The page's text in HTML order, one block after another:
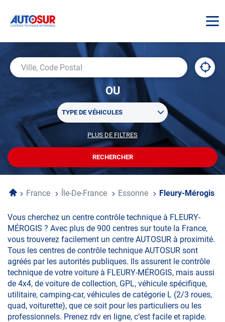
Code
Postal
À
,
OU
Sélectionner
un
plusieurs
recherche
TYPE DE VÉHICULES
PLUS DE FILTRES
POUR
PERSONNALISER
VOTRE
RECHERCHE
RECHERCHER
UN
CENTRE
AUTOSUR
AccueilFrance Île-De-France Essonne Fleury-Mérogis
Vous cherchez un centre contrôle technique à FLEURY-
MÉROGIS ? Avec plus de 900 centres sur toute la France,
vous trouverez facilement un centre AUTOSUR à proximité.
Tous les centres de contrôle technique AUTOSUR sont
agréés par les autorités publiques. Ils assurent le contrôle
technique de votre voiture à FLEURY-MÉROGIS, mais aussi
de 4x4, de voiture de collection, GPL, véhicule spécifique,
utilitaire, camping-car, véhicules de catégorie L (2/3 roues,
quad, voiturette), que ce soit pour les particuliers ou les
professionnels. Prenez rdv en ligne, c’est facile et rapide.